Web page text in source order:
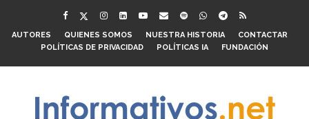
AUTORES QUIENES SOMOS NUESTRA HISTORIA
CONTACTAR
POLÍTICAS DE PRIVACIDAD
POLÍTICAS IA FUNDACIÓN